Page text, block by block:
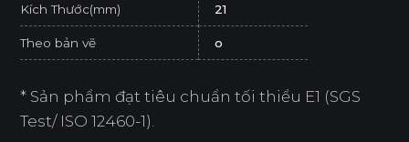
Kích Thước(mm) 21
Theo bản vẽ o
* Sản phẩm đạt tiêu chuẩn tối thiểu E1 (SGS
Test/ ISO 12460-1).